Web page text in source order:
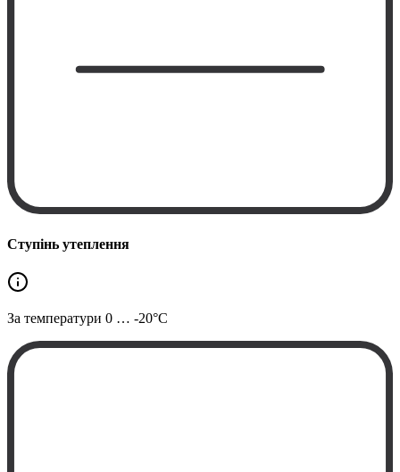
Ступінь утеплення
За температури 0 … -20°C